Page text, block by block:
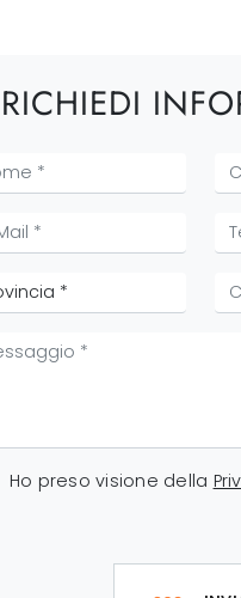
RICHIEDI
Ho preso visione della